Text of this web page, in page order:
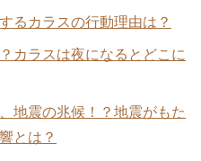
るカラスの行動理由は？
カラスは夜になるとどこに
地震の兆候！？地震がもた
とは？